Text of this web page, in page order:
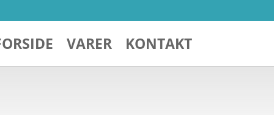
VARER KONTAKT